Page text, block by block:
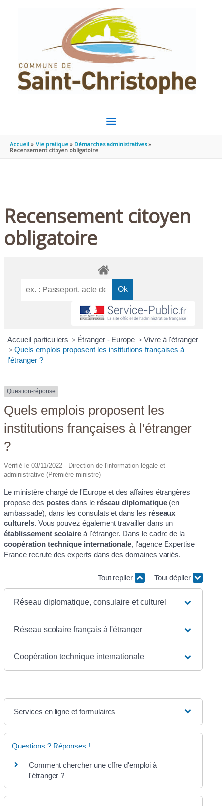
MENU
PRINCIPAL
Accueil Vie pratique
Démarches administratives
Recensement citoyen obligatoire
Recensement citoyen
obligatoire
Accueil particuliers > Étranger - Europe > Vivre à l'étranger
> Quels emplois proposent les institutions françaises à
l'étranger ?
Question-réponse
Quels emplois proposent les
institutions françaises à l'étranger
?
Vérifié le 03/11/2022 - Direction de l'information légale et
administrative (Première ministre)
Le ministère chargé de l'Europe et des affaires étrangères
propose des postes dans le réseau diplomatique (en
ambassade), dans les consulats et dans les réseaux
culturels. Vous pouvez également travailler dans un
établissement scolaire à l'étranger. Dans le cadre de la
coopération technique internationale, l'agence Expertise
France recrute des experts dans des domaines variés.
Tout replier Tout déplier
Réseau diplomatique, consulaire et culturel
Réseau scolaire français à l'étranger
Coopération technique internationale
Services en ligne et formulaires
Questions ? Réponses !
Comment chercher une offre d'emploi à
l'étranger ?